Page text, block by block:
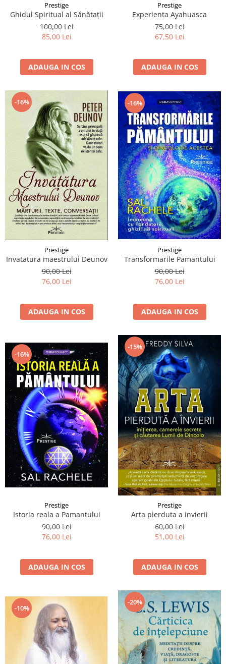
Prestige
Ghidul Spiritual al Sănătații
100,00 Lei
85,00 Lei
ADAUGA IN COS
Prestige
Experienta Ayahuasca
75,00 Lei
67,50 Lei
ADAUGA IN COS
-16%
Prestige
Invatatura maestrului Deunov
90,00 Lei
76,00 Lei
ADAUGA IN COS
-16%
Prestige
Transformarile Pamantului
90,00 Lei
76,00 Lei
ADAUGA IN COS
-16%
Prestige
Istoria reala a Pamantului
90,00 Lei
76,00 Lei
ADAUGA IN COS
-15%
Prestige
Arta pierduta a invierii
60,00 Lei
51,00 Lei
ADAUGA IN COS
-10%
-20%